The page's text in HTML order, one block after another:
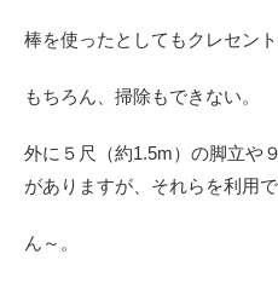
棒を使ったとしてもクレセン
もちろん、掃除もできない。
外に５尺（約1.5m）の脚立や
がありますが、それらを利用
ん～。